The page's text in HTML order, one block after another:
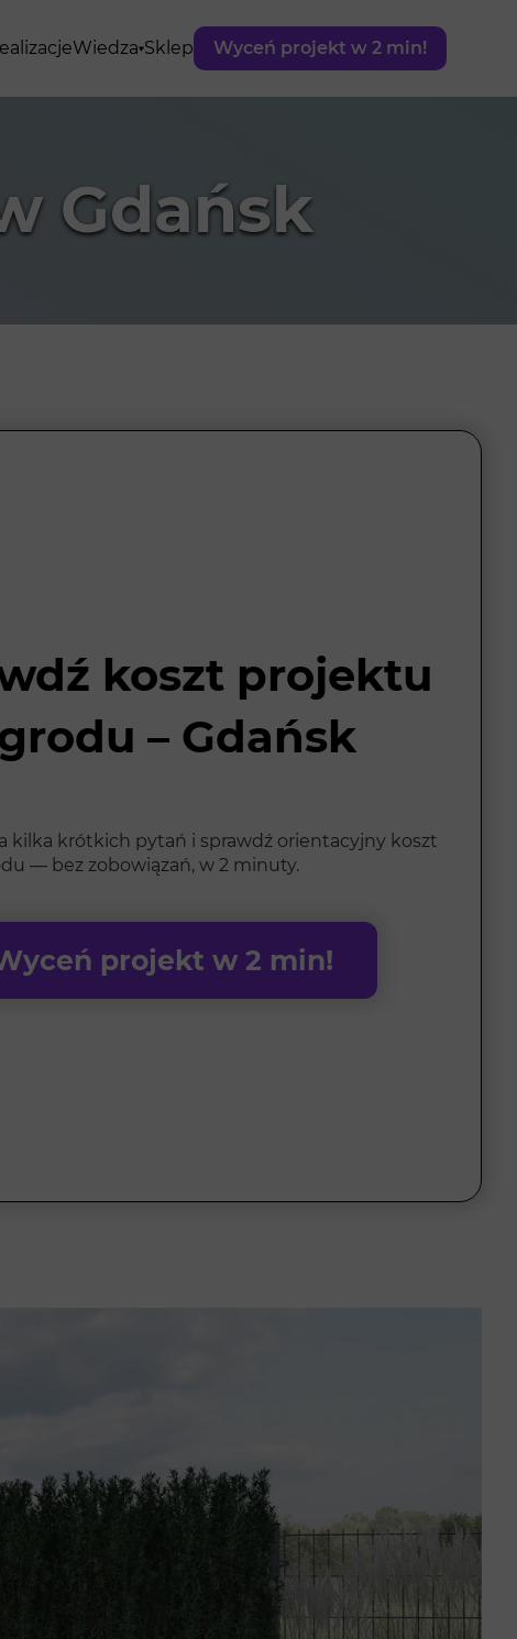
Wiedza Sklep Wyceń projekt w 2 min!
Gdańsk
koszt projektu
– Gdańsk
kilka krótkich pytań i sprawdź orientacyjny koszt
— bez zobowiązań, w 2 minuty.
projekt w 2 min!